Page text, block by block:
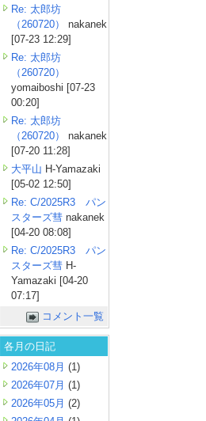
Re: 太郎坊
（260720）
nakanek
[07-23 12:29]
Re: 太郎坊
（260720）
yomaiboshi [07-23
00:20]
Re: 太郎坊
（260720）
nakanek
[07-20 11:28]
大平山 H-Yamazaki
[05-02 12:50]
Re: C/2025R3 パン
スターズ彗 nakanek
[04-20 08:08]
Re: C/2025R3 パン
スターズ彗 H-
Yamazaki [04-20
07:17]
コメント一覧
各月の日記
2026年08月 (1)
2026年07月 (1)
2026年05月 (2)